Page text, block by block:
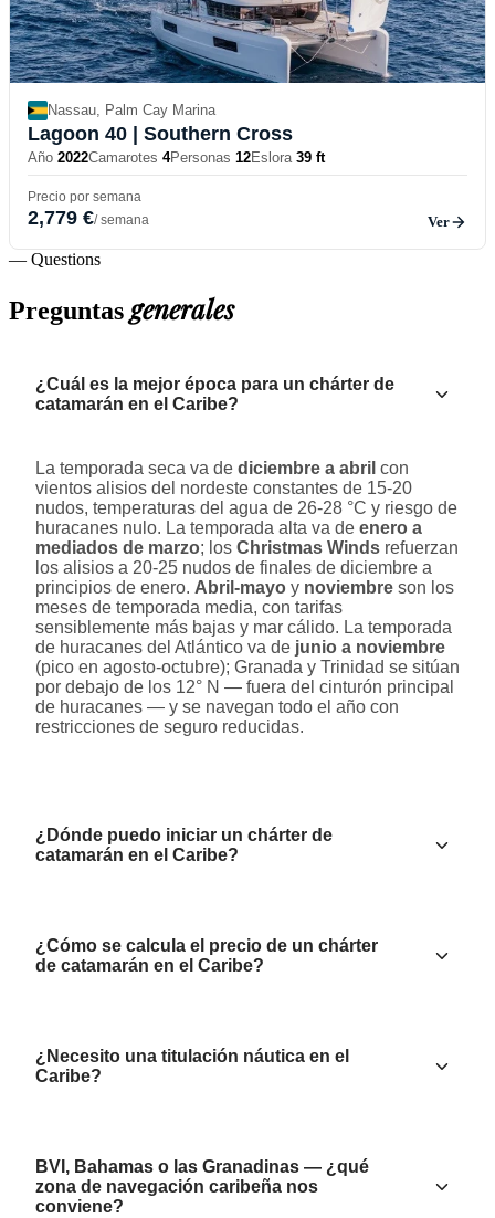
Nassau, Palm Cay Marina
Lagoon 40 | Southern Cross
Año 2022Camarotes 4Personas 12Eslora 39 ft
Precio por semana
2,779 €/ semana Ver
— Questions
Preguntasgenerales
¿Cuál es la mejor época para un chárter de
catamarán en el Caribe?
La temporada seca va de diciembre a abril con
vientos alisios del nordeste constantes de 15-20
nudos, temperaturas del agua de 26-28 °C y riesgo de
huracanes nulo. La temporada alta va de enero a
mediados de marzo; los Christmas Winds refuerzan
los alisios a 20-25 nudos de finales de diciembre a
principios de enero. Abril-mayo y noviembre son los
meses de temporada media, con tarifas
sensiblemente más bajas y mar cálido. La temporada
de huracanes del Atlántico va de junio a noviembre
(pico en agosto-octubre); Granada y Trinidad se sitúan
por debajo de los 12° N — fuera del cinturón principal
de huracanes — y se navegan todo el año con
restricciones de seguro reducidas.
¿Dónde puedo iniciar un chárter de
catamarán en el Caribe?
¿Cómo se calcula el precio de un chárter
de catamarán en el Caribe?
¿Necesito una titulación náutica en el
Caribe?
BVI, Bahamas o las Granadinas — ¿qué
zona de navegación caribeña nos
conviene?